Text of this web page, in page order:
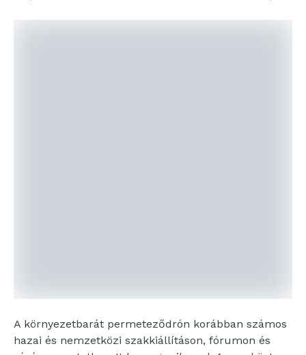
A környezetbarát permeteződrón korábban számos
hazai és nemzetközi szakkiállításon, fórumon és